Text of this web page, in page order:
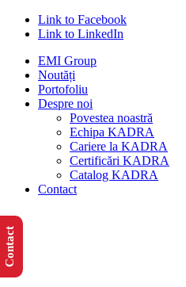
Link to Facebook
Link to LinkedIn
EMI Group
Noutăți
Portofoliu
Despre noi
Povestea noastră
Echipa KADRA
Cariere la KADRA
Certificări KADRA
Catalog KADRA
Contact
Contact